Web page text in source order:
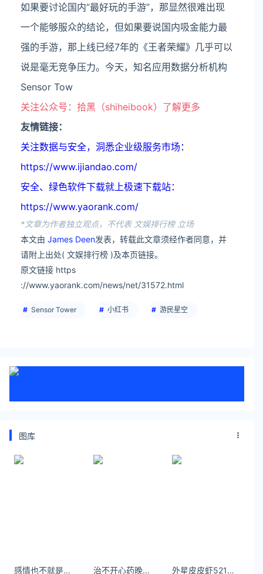
如果要讨论国内“最好玩的手游”，那显然很难出现
一个能够服众的结论，但如果要说国内吸金能力最
强的手游，那上线已经7年的《王者荣耀》几乎可以
说是毫无竞争压力。今天，知名应用数据分析机构
Sensor Tow
关注公众号：拾黑（shiheibook）了解更多
友情链接：
关注数据与安全，洞悉企业级服务市场：
https://www.ijiandao.com/
安全、绿色软件下载就上极速下载站：
https://www.yaorank.com/
*文章为作者独立观点，不代表 文娱排行榜 立场
本文由 James Deen发表，转载此文章须经作者同意，并
请附上出处( 文娱排行榜 )及本页链接。
原文链接 https
://www.yaorank.com/news/net/31572.html
Sensor Tower 小红书 游民星空
图库
感情也不就是那一回事么？到头来惹的一身情殇。 治不开心药晚上好 今天过得怎么样 ​​​​ 外星皮皮虾521小年都要吃好哟～[打call][打call] ​​​​